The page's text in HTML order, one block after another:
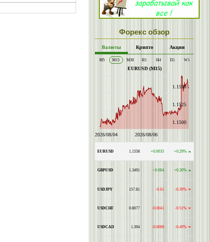
Форекс обзор